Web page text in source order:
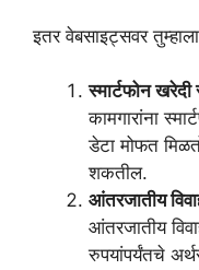
इतर वेबसाइट्सवर
स्मार्टफोन खरेदी
कामगारांना
डेटा मोफत
शकतील.
आंतरजातीय
आंतरजातीय
रुपयांपर्यंतचे